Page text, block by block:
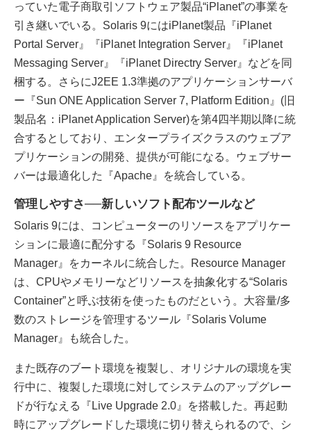
っていた電子商取引ソフトウェア製品“iPlanet”の事業を
引き継いでいる。Solaris 9にはiPlanet製品『iPlanet
Portal Server』『iPlanet Integration Server』『iPlanet
Messaging Server』『iPlanet Directry Server』などを同
梱する。さらにJ2EE 1.3準拠のアプリケーションサーバ
ー『Sun ONE Application Server 7, Platform Edition』(旧
製品名：iPlanet Application Server)を第4四半期以降に統
合するとしており、エンタープライズクラスのウェブア
プリケーションの開発、提供が可能になる。ウェブサー
バーは最適化した『Apache』を統合している。
管理しやすさ──新しいソフト配布ツールなど
Solaris 9には、コンピューターのリソースをアプリケー
ションに最適に配分する『Solaris 9 Resource
Manager』をカーネルに統合した。Resource Manager
は、CPUやメモリーなどリソースを抽象化する“Solaris
Container”と呼ぶ技術を使ったものだという。大容量/多
数のストレージを管理するツール『Solaris Volume
Manager』も統合した。
また既存のブート環境を複製し、オリジナルの環境を実
行中に、複製した環境に対してシステムのアップグレー
ドが行なえる『Live Upgrade 2.0』を搭載した。再起動
時にアップグレードした環境に切り替えられるので、シ